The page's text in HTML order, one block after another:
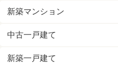
新築マンション
中古一戸建て
新築一戸建て